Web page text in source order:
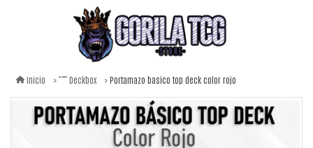
Inicio Deckbox Portamazo basico top deck color rojo